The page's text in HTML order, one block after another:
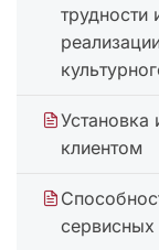
трудности
Установка
клиентом
сервисных